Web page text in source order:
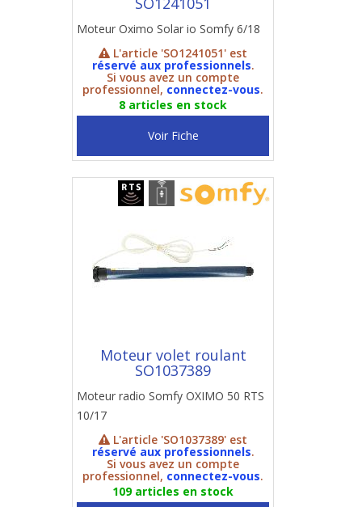
Moteur Oximo Solar io Somfy 6/18
L'article 'SO1241051' est
réservé aux professionnels.
Si vous avez un compte
professionnel, connectez-vous.
8 articles en stock
Voir Fiche
Moteur volet roulant
SO1037389
Moteur radio Somfy OXIMO 50 RTS
10/17
L'article 'SO1037389' est
réservé aux professionnels.
Si vous avez un compte
professionnel, connectez-vous.
109 articles en stock